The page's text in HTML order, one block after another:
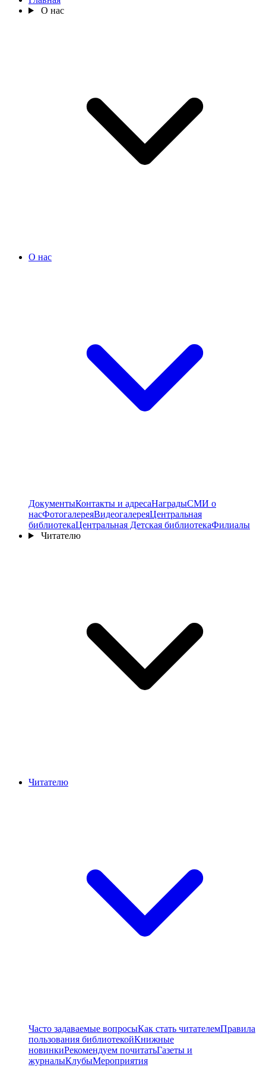
О нас
О нас
ДокументыКонтакты и адресаНаградыСМИ о
насФотогалереяВидеогалереяЦентральная
библиотекаЦентральная Детская библиотекаФилиалы
Читателю
Читателю
Часто задаваемые вопросыКак стать читателемПравила
пользования библиотекойКнижные
новинкиРекомендуем почитатьГазеты и
журналыКлубыМероприятия